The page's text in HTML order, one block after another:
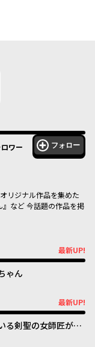
ワー フォロー
リジナル作品を集めた
など 今話題の作品を掲
最新UP!
ゃん
最新UP!
る剣聖の女師匠が可